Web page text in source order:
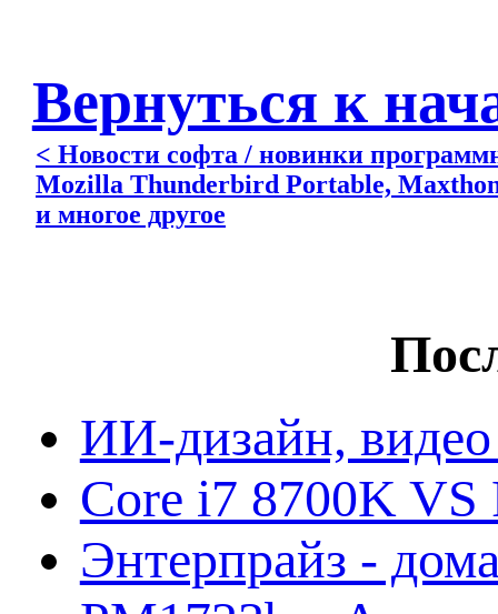
Вернуться к
< Новости софта / новинки
Mozilla Thunderbird Portable,
и многое другое
ИИ-дизайн,
Core i7 8700K VS
Энтерпрайз -